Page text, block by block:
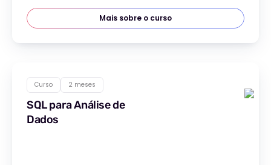
Mais sobre o curso
Curso 2 meses
SQL para Análise de
Dados